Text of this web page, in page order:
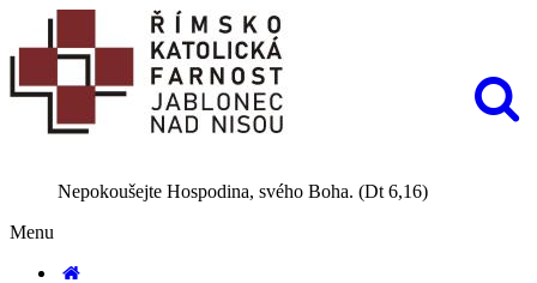
Nepokoušejte Hospodina, svého Boha. (Dt 6,16)
Menu